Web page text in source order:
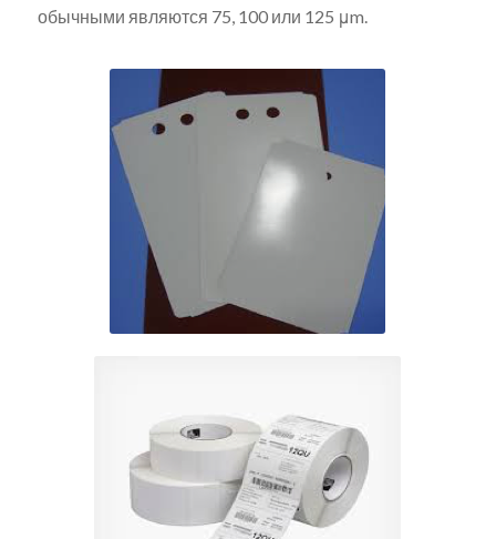
обычными являются 75, 100 или 125 μm.